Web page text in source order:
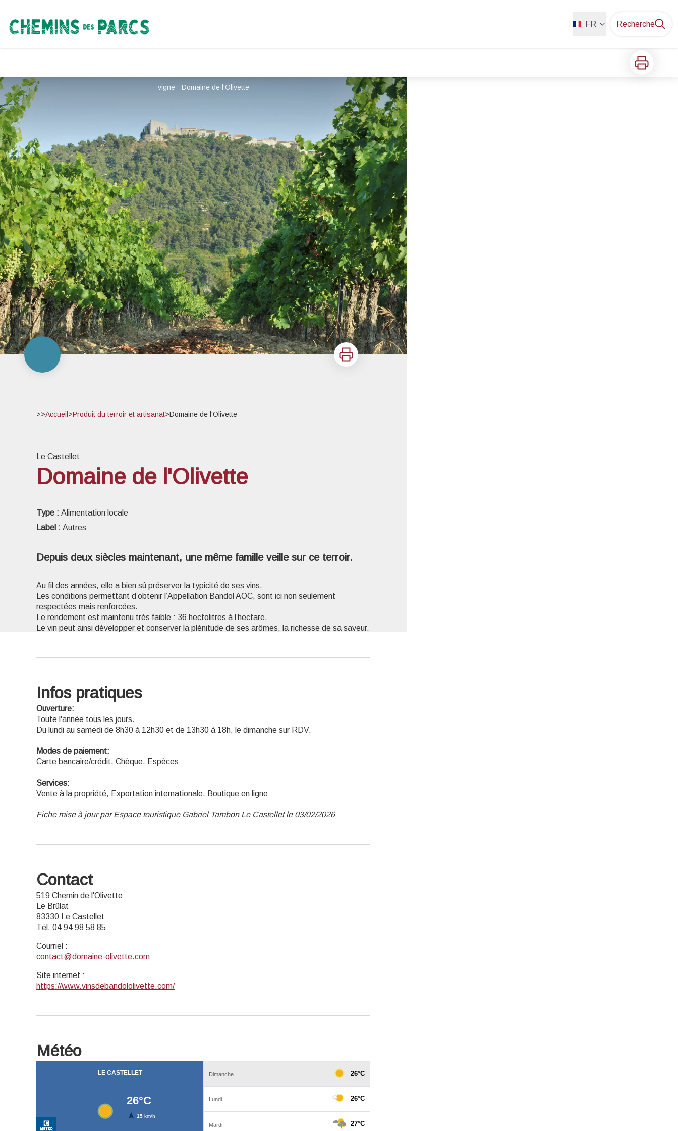
Chemins des Parcs FR Recherche
Imprimer
vigne - Domaine de l'Olivette
Imprimer
>>Accueil >Produit du terroir et artisanat>Domaine de l'Olivette
Le Castellet
Domaine de l'Olivette
Type : Alimentation locale
Label : Autres
Depuis deux siècles maintenant, une même famille veille sur ce terroir.
Au fil des années, elle a bien sû préserver la typicité de ses vins.
Les conditions permettant d’obtenir l’Appellation Bandol AOC, sont ici non seulement
respectées mais renforcées.
Le rendement est maintenu très faible : 36 hectolitres à l’hectare.
Le vin peut ainsi développer et conserver la plénitude de ses arômes, la richesse de sa saveur.
Infos pratiques
Ouverture:
Toute l'année tous les jours.
Du lundi au samedi de 8h30 à 12h30 et de 13h30 à 18h, le dimanche sur RDV.
Modes de paiement:
Carte bancaire/crédit, Chèque, Espèces
Services:
Vente à la propriété, Exportation internationale, Boutique en ligne
Fiche mise à jour par Espace touristique Gabriel Tambon Le Castellet le 03/02/2026
Contact
519 Chemin de l'Olivette
Le Brûlat
83330 Le Castellet
Tél. 04 94 98 58 85
Courriel :
contact@domaine-olivette.com
Site internet :
https://www.vinsdebandololivette.com/
Météo